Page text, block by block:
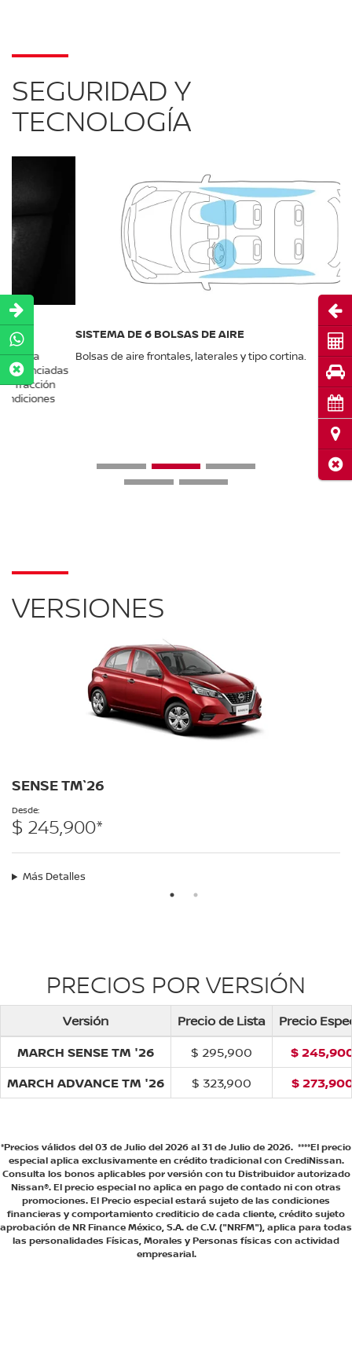
SEGURIDAD Y
TECNOLOGÍA
SISTEMA DE 6 BOLSAS DE AIRE
Bolsas de aire frontales, laterales y tipo cortina.
VERSIONES
SENSE TM`26
Desde:
$ 245,900*
Más Detalles
PRECIOS POR VERSIÓN
Versión Precio de Lista
Precio
MARCH SENSE TM '26
$ 295,900
$
MARCH ADVANCE TM '26
$ 323,900 $
*Precios válidos del 03 de Julio del 2026 al 31 de Julio de 2026. ****El precio
especial aplica exclusivamente en crédito tradicional con CrediNissan.
Consulta los bonos aplicables por versión con tu Distribuidor autorizado
Nissan®. El precio especial no aplica en pago de contado ni con otras
promociones. El Precio especial estará sujeto de las condiciones
financieras y comportamiento crediticio de cada cliente, crédito sujeto
aprobación de NR Finance México, S.A. de C.V. ("NRFM"), aplica para todas
las personalidades Físicas, Morales y Personas físicas con actividad
empresarial.